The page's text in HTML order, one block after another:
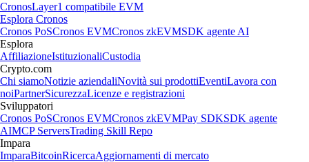
CronosLayer1 compatibile EVM
Esplora Cronos
Cronos PoSCronos EVMCronos zkEVMSDK agente AI
Esplora
AffiliazioneIstituzionaliCustodia
Crypto.com
Chi siamoNotizie aziendaliNovità sui prodottiEventiLavora con
noiPartnerSicurezzaLicenze e registrazioni
Sviluppatori
Cronos PoSCronos EVMCronos zkEVMPay SDKSDK agente
AIMCP ServersTrading Skill Repo
Impara
ImparaBitcoinRicercaAggiornamenti di mercato